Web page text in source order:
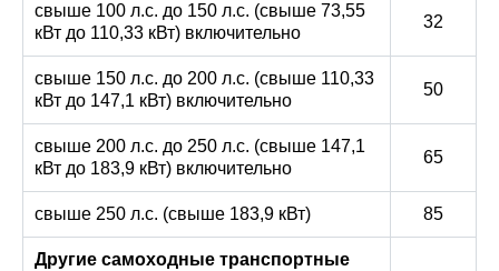
свыше 100 л.с. до 150 л.с. (свыше 73,55
кВт до 110,33 кВт) включительно
32
свыше 150 л.с. до 200 л.с. (свыше 110,33
кВт до 147,1 кВт) включительно
50
свыше 200 л.с. до 250 л.с. (свыше 147,1
кВт до 183,9 кВт) включительно
65
свыше 250 л.с. (свыше 183,9 кВт) 85
Другие самоходные транспортные